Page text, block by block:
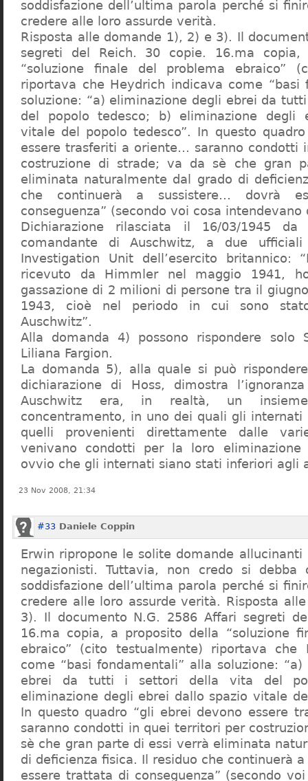
soddisfazione dell’ultima parola perché si
credere alle loro assurde verità.
Risposta alle domande 1), 2) e 3). Il
segreti del Reich. 30 copie. 16.ma copia,
“soluzione finale del problema ebraico”
riportava che Heydrich indicava come “basi
soluzione: “a) eliminazione degli ebrei da
del popolo tedesco; b) eliminazione degli
vitale del popolo tedesco”. In questo
essere trasferiti a oriente… saranno condotti
costruzione di strade; va da sè che gran
eliminata naturalmente dal grado di
che continuerà a sussistere… dovrà
conseguenza” (secondo voi cosa intendevano
Dichiarazione rilasciata il 16/03/1945
comandante di Auschwitz, a due
Investigation Unit dell’esercito britannico:
ricevuto da Himmler nel maggio 1941,
gassazione di 2 milioni di persone tra il
1943, cioè nel periodo in cui sono
Auschwitz”.
Alla domanda 4) possono rispondere solo
Liliana Fargion.
La domanda 5), alla quale si può
dichiarazione di Hoss, dimostra
Auschwitz era, in realtà, un
concentramento, in uno dei quali gli
quelli provenienti direttamente dalle
venivano condotti per la loro eliminazione
ovvio che gli internati siano stati inferiori agli
23 Nov 2008, 21:34
#33 Daniele Coppin
Erwin ripropone le solite domande
negazionisti. Tuttavia, non credo si debba
soddisfazione dell’ultima parola perché si
credere alle loro assurde verità. Risposta
3). Il documento N.G. 2586 Affari segreti
16.ma copia, a proposito della “soluzione
ebraico” (cito testualmente) riportava che
come “basi fondamentali” alla soluzione:
ebrei da tutti i settori della vita del
eliminazione degli ebrei dallo spazio vitale
In questo quadro “gli ebrei devono essere
saranno condotti in quei territori per
sè che gran parte di essi verrà eliminata
di deficienza fisica. Il residuo che continuerà
essere trattata di conseguenza” (secondo